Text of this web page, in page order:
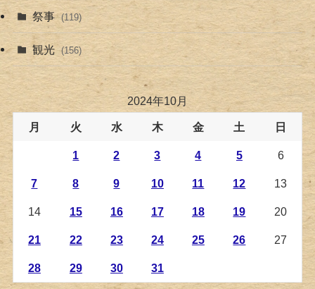
祭事 (119)
観光 (156)
2024年10月
月 火 水 木 金 土 日
1 2 3 4 5 6
7 8 9 10 11 12 13
14 15 16 17 18 19 20
21 22 23 24 25 26 27
28 29 30 31